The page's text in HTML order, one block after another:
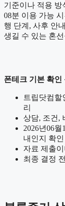
기준이나 적용 방
08분 이용 가능
행 단계, 사후 안
생길 수 있는 혼
폰테크 기본 확인
트립닷컴할
리
상담, 조건,
2026년06
내인지 확인
자료 제출
최종 결정